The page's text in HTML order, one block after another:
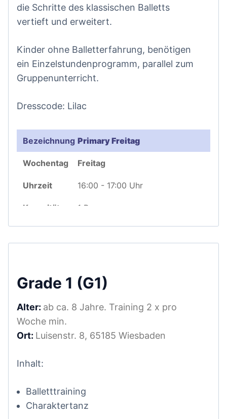
die Schritte des klassischen Balletts
vertieft und erweitert.
Kinder ohne Balletterfahrung, benötigen
ein Einzelstundenprogramm, parallel zum
Gruppenunterricht.
Dresscode: Lilac
Grade 1 (G1)
Alter: ab ca. 8 Jahre. Training 2 x pro
Woche min.
Ort: Luisenstr. 8, 65185 Wiesbaden
Inhalt:
Balletttraining
Charaktertanz